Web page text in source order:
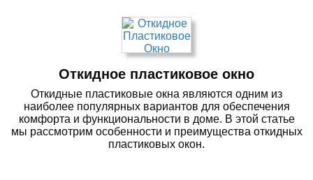
Откидное пластиковое окно
Откидные пластиковые окна являются одним из
наиболее популярных вариантов для обеспечения
комфорта и функциональности в доме. В этой статье
мы рассмотрим особенности и преимущества откидных
пластиковых окон.